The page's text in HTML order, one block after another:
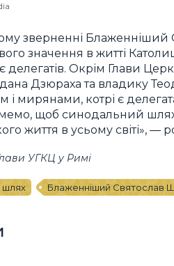
зверненні Блаженніший
значення в житті
делегатів. Окрім Глави
Дзюраха та владику
і мирянами, котрі є
щоб синодальний
життя в усьому світі», —
УГКЦ у Римі
шлях Блаженніший Святослав